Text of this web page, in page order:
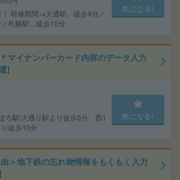
》研修期間→大通駅…徒歩4分／
札幌駅…徒歩10分
気になる!
マイナンバーカード内容のデータ入力
]
ろ駅/大通り駅より徒歩5分、西1
徒歩10分
気になる!
＞地下鉄の忘れ物情報をもくもく入力